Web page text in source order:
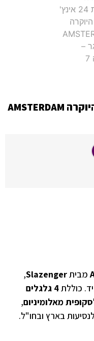
מזוודה בינונית 24 אינץ' מבית היוקרה AMSTERDAM
מביתSlazenger
,
כוללת
4 גלגלים
מאלומיניום,
בארץ ובחו"ל.